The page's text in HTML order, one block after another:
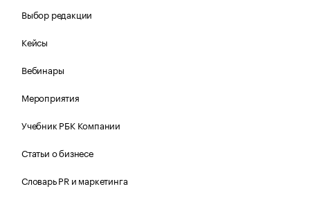
Выбор редакции
Кейсы
Вебинары
Мероприятия
Учебник РБК Компании
Статьи о бизнесе
Словарь PR и маркетинга